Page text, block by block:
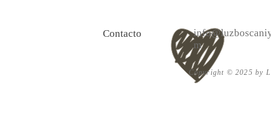
luz interior
Contacto
m
Copyright © 2025 by